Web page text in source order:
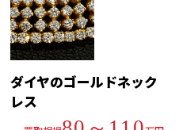
ダイヤのゴールドネック
レス